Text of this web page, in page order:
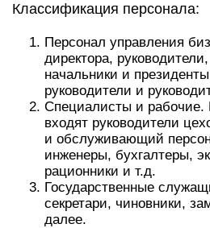
Классификация персонала:
Персонал управления
директора,
начальники и
руководители и
Специалисты и рабочие.
входят руководители
и обслуживающий
инженеры, бухгалтеры,
рационники и т.д.
Государственные
секретари, чиновники,
далее.